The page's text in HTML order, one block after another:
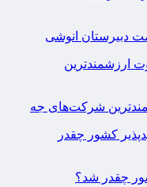
دبیرستان انوشی
شرکت‌های جه
چقدر شد؟